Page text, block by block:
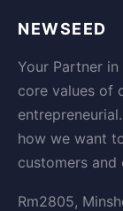
NEWSEED
Your Partner
core values of
how we want
customers and
Rm2805,